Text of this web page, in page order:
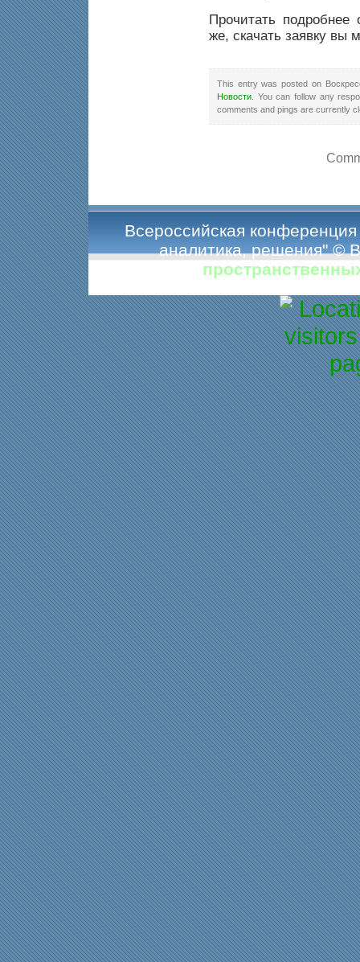
Прочитать подробнее
же, скачать заявку вы
This entry was posted on
Новости . You can follow any
comments and pings are currently
Всероссийская
аналитика, решения" ©